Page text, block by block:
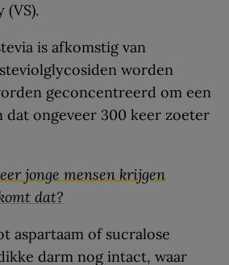
(VS).
is afkomstig van
worden
geconcentreerd om een
ongeveer 300 keer zoeter
jonge mensen krijgen
dat?
aspartaam of sucralose
darm nog intact, waar